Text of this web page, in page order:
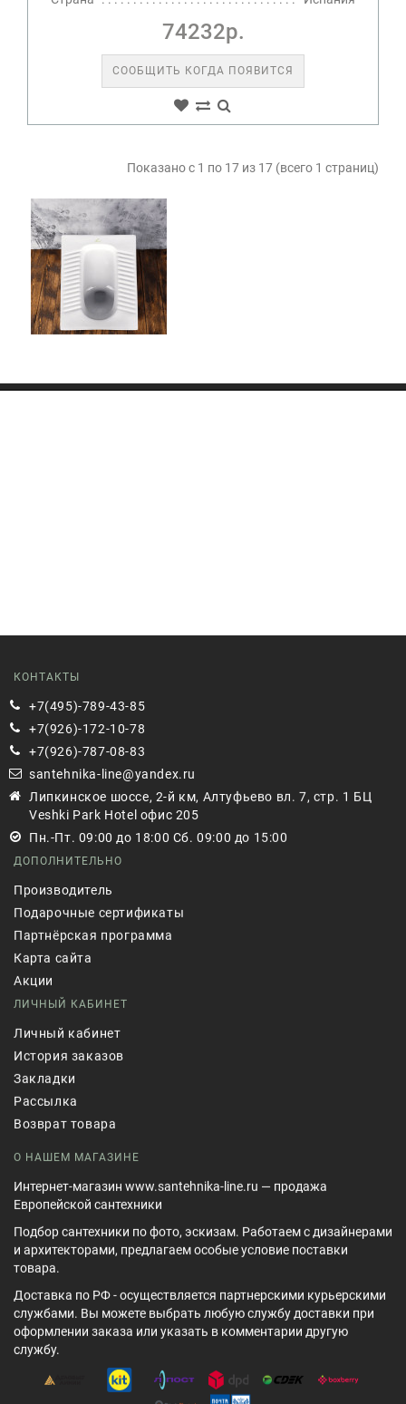
74232р.
СООБЩИТЬ КОГДА ПОЯВИТСЯ
Показано с 1 по 17 из 17 (всего 1 страниц)
КОНТАКТЫ
+7(495)-789-43-85
+7(926)-172-10-78
+7(926)-787-08-83
santehnika-line@yandex.ru
Липкинское шоссе, 2-й км, Алтуфьево вл. 7, стр. 1 БЦ
Veshki Park Hotel офис 205
Пн.-Пт. 09:00 до 18:00 Сб. 09:00 до 15:00
ДОПОЛНИТЕЛЬНО
Производитель
Подарочные сертификаты
Партнёрская программа
Карта сайта
Акции
ЛИЧНЫЙ КАБИНЕТ
Личный кабинет
История заказов
Закладки
Рассылка
Возврат товара
О НАШЕМ МАГАЗИНЕ
Интернет-магазин www.santehnika-line.ru — продажа
Европейской сантехники
Подбор сантехники по фото, эскизам. Работаем с дизайнерами
и архитекторами, предлагаем особые условие поставки
товара.
Доставка по РФ - осуществляется партнерскими курьерскими
службами. Вы можете выбрать любую службу доставки при
оформлении заказа или указать в комментарии другую
службу.